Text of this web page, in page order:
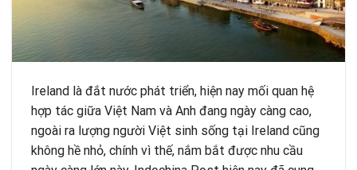
Ireland là đắt nước phát triển, hiện nay mối quan hệ
hợp tác giữa Việt Nam và Anh đang ngày càng cao,
ngoài ra lượng người Việt sinh sống tại Ireland cũng
không hề nhỏ, chính vì thế, nắm bắt được nhu cầu